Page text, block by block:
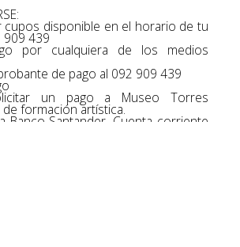
cupos disponible en el horario de tu
909 439
por cualquiera de los medios
de pago al 092 909 439
un pago a Museo Torres
de formación artística.
Banco Santander. Cuenta corriente